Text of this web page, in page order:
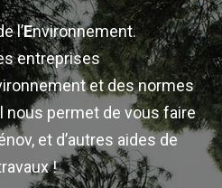
l’Environnement.
entreprises
et des normes
nous permet de vous faire
et d’autres aides de
!